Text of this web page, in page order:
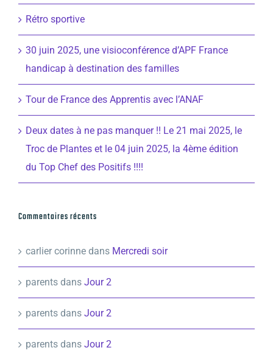
Rétro sportive
30 juin 2025, une visioconférence d’APF France
handicap à destination des familles
Tour de France des Apprentis avec l’ANAF
Deux dates à ne pas manquer !! Le 21 mai 2025, le
Troc de Plantes et le 04 juin 2025, la 4ème édition
du Top Chef des Positifs !!!!
Commentaires récents
carlier corinne dans Mercredi soir
parents dans Jour 2
parents dans Jour 2
parents dans Jour 2